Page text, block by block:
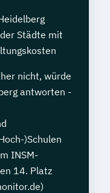
Städte mit
nicht, würde
antworten -
)Schulen
INSM-
14. Platz